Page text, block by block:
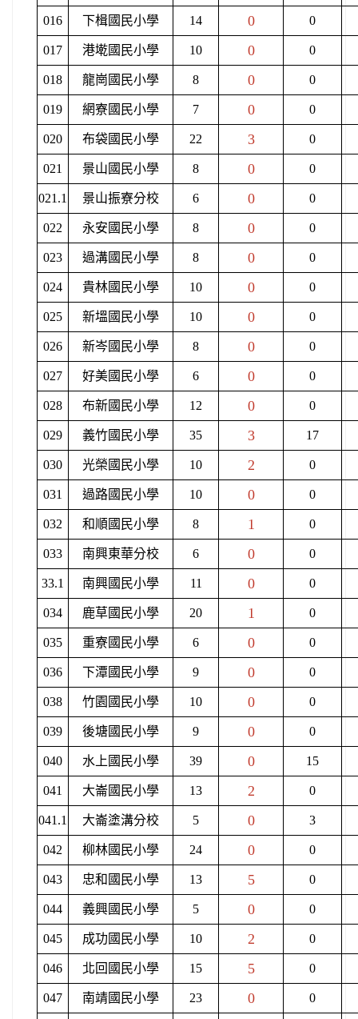
016 下楫國民小學 14 0 0
017 港墘國民小學 10 0 0
018 龍崗國民小學 8 0 0
019 網寮國民小學 7 0 0
020 布袋國民小學 22 3 0
021 景山國民小學 8 0 0
021.1 景山振寮分校 6 0 0
022 永安國民小學 8 0 0
023 過溝國民小學 8 0 0
024 貴林國民小學 10 0 0
025 新塭國民小學 10 0 0
026 新岑國民小學 8 0 0
027 好美國民小學 6 0 0
028 布新國民小學 12 0 0
029 義竹國民小學 35 3 17
030 光榮國民小學 10 2 0
031 過路國民小學 10 0 0
032 和順國民小學 8 1 0
033 南興東華分校 6 0 0
33.1 南興國民小學 11 0 0
034 鹿草國民小學 20 1 0
035 重寮國民小學 6 0 0
036 下潭國民小學 9 0 0
038 竹園國民小學 10 0 0
039 後塘國民小學 9 0 0
040 水上國民小學 39 0 15
041 大崙國民小學 13 2 0
041.1 大崙塗溝分校 5 0 3
042 柳林國民小學 24 0 0
043 忠和國民小學 13 5 0
044 義興國民小學 5 0 0
045 成功國民小學 10 2 0
046 北回國民小學 15 5 0
047 南靖國民小學 23 0 0